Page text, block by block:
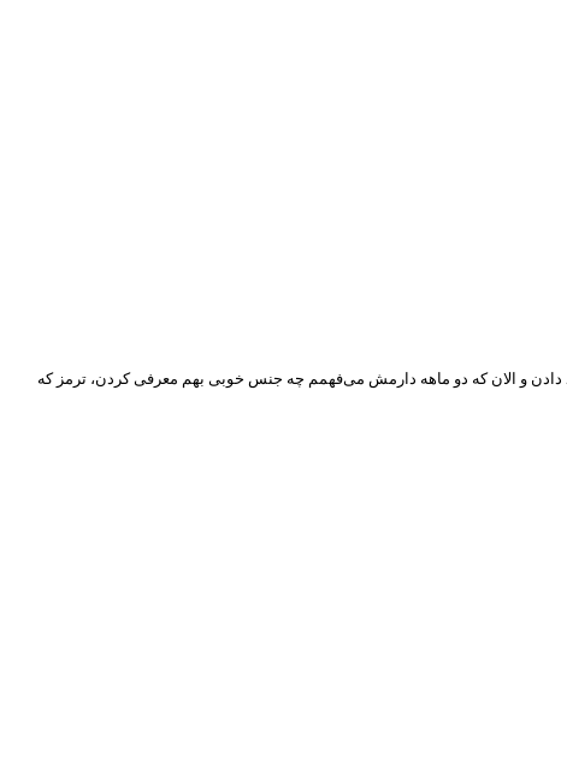
دادن و الان که دو ماهه دارمش می‌فهمم چه جنس خوبی بهم معرفی کردن، ترمز که